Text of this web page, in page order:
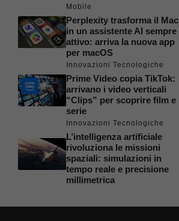
Mobile
Perplexity trasforma il Mac
in un assistente AI sempre
attivo: arriva la nuova app
per macOS
Innovazioni Tecnologiche
Prime Video copia TikTok:
arrivano i video verticali
“Clips” per scoprire film e
serie
Innovazioni Tecnologiche
L’intelligenza artificiale
rivoluziona le missioni
spaziali: simulazioni in
tempo reale e precisione
millimetrica